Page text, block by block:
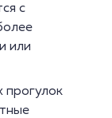
с
или
прогулок